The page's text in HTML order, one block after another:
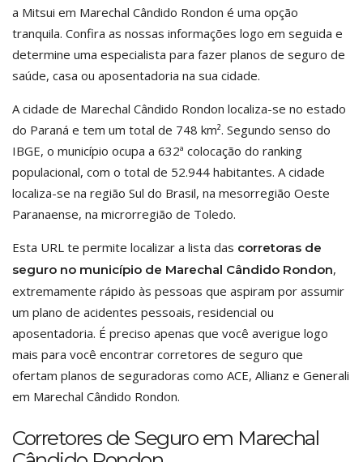
a Mitsui em Marechal Cândido Rondon é uma opção
tranquila. Confira as nossas informações logo em seguida e
determine uma especialista para fazer planos de seguro de
saúde, casa ou aposentadoria na sua cidade.
A cidade de Marechal Cândido Rondon localiza-se no estado
do Paraná e tem um total de 748 km². Segundo senso do
IBGE, o município ocupa a 632ª colocação do ranking
populacional, com o total de 52.944 habitantes. A cidade
localiza-se na região Sul do Brasil, na mesorregião Oeste
Paranaense, na microrregião de Toledo.
Esta URL te permite localizar a lista das corretoras de
seguro no município de Marechal Cândido Rondon,
extremamente rápido às pessoas que aspiram por assumir
um plano de acidentes pessoais, residencial ou
aposentadoria. É preciso apenas que você averigue logo
mais para você encontrar corretores de seguro que
ofertam planos de seguradoras como ACE, Allianz e Generali
em Marechal Cândido Rondon.
Corretores de Seguro em Marechal